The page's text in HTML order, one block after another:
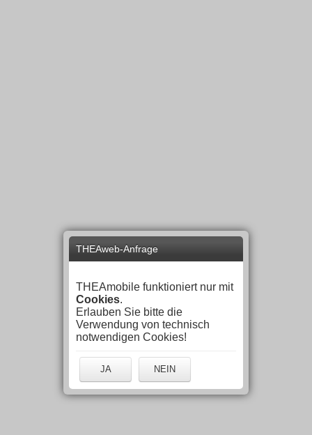
THEAweb-Anfrage
THEAmobile funktioniert nur mit
Cookies.
Erlauben Sie bitte die
Verwendung von technisch
notwendigen Cookies!
JA NEIN